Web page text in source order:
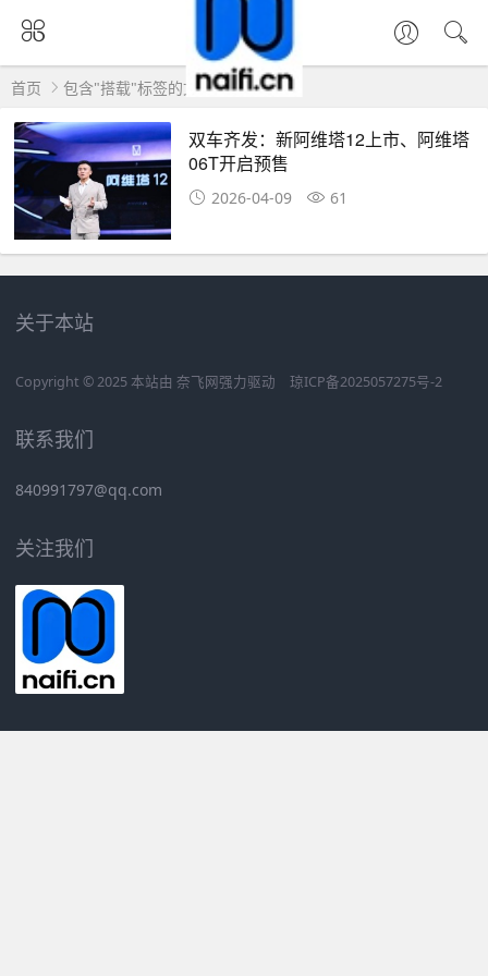
首页 包含"搭载"标签的文章
双车齐发：新阿维塔12上市、阿维塔
06T开启预售
2026-04-09 61
关于本站
Copyright © 2025 本站由 奈飞网强力驱动 琼ICP备2025057275号-2
联系我们
840991797@qq.com
关注我们